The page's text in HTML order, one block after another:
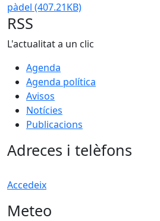
pàdel (407.21KB)
RSS
L'actualitat a un clic
Agenda
Agenda política
Avisos
Notícies
Publicacions
Adreces i telèfons
Accedeix
Meteo